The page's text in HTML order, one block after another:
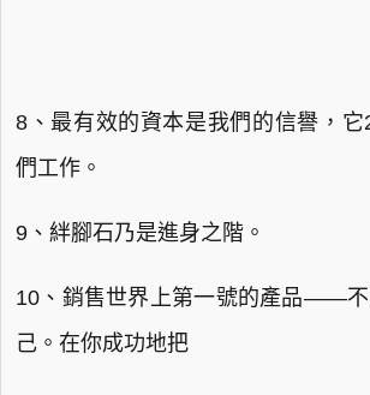
8、最有效的資本是我們的信譽，
們工作。
9、絆腳石乃是進身之階。
10、銷售世界上第一號的產品——不
己。在你成功地把